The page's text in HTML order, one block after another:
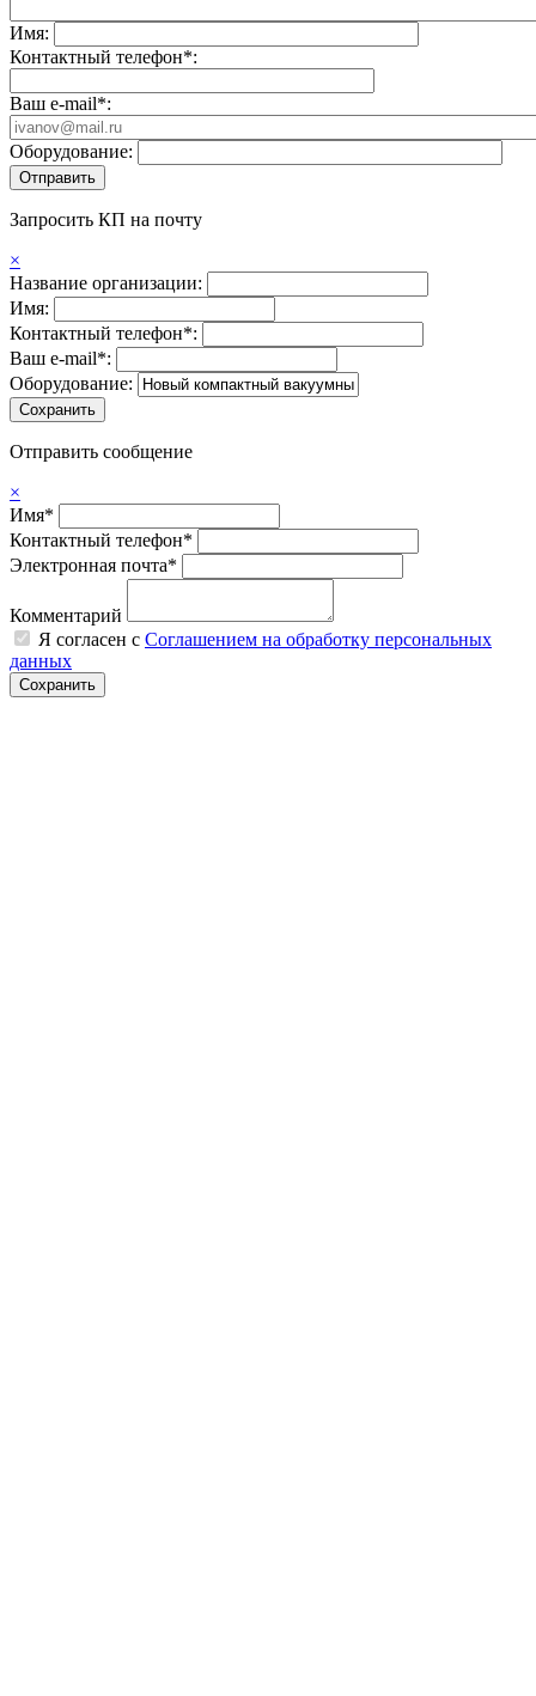
Имя:
Контактный телефон*:
Ваш e-mail*:
Оборудование:
Запросить КП на почту
×
Название организации:
Имя:
Контактный телефон*:
Ваш e-mail*:
Оборудование:
Отправить сообщение
×
Имя*
Контактный телефон*
Электронная почта*
Комментарий
Я согласен с Соглашением на обработку персональных
данных